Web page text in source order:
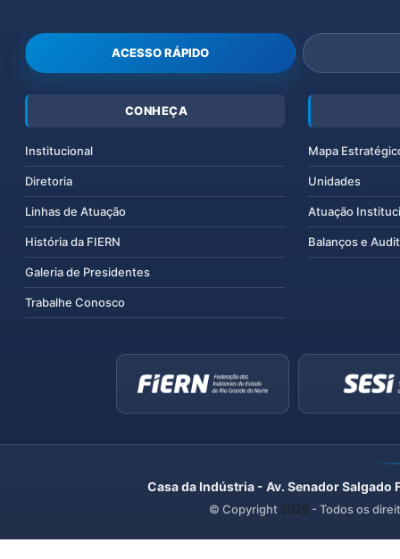
ACESSO RÁPIDO
CONHEÇA
Institucional
Diretoria
Linhas de Atuação
História da FIERN
Galeria de Presidentes
Trabalhe Conosco
Mapa
Unidades
Atuação
Balanços e
Casa da Indústria - Av. Senador
© Copyright 2026 - Todos os